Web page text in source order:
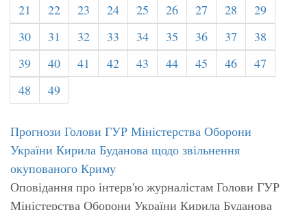
21
22 23 24 25 26 27 28
29
30
31 32 33 34 35 36 37
38
39
40 41 42 43 44 45 46
47
48
49
Прогнози Голови ГУР Міністерства Оборони
України Кирила Буданова щодо звільнення
окупованого Криму
Оповідання про інтерв'ю журналістам Голови ГУР
Міністерства Оборони України Кирила Буданова